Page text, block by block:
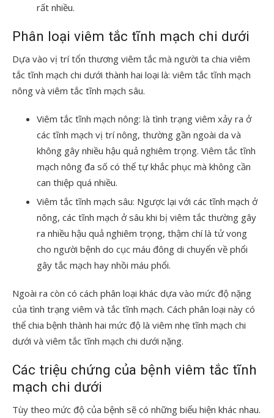
rất nhiều.
Phân loại viêm tắc tĩnh mạch chi dưới
Dựa vào vị trí tổn thương viêm tắc mà người ta chia viêm
tắc tĩnh mạch chi dưới thành hai loại là: viêm tắc tĩnh mạch
nông và viêm tắc tĩnh mạch sâu.
Viêm tắc tĩnh mạch nông: là tình trạng viêm xảy ra ở
các tĩnh mạch vị trí nông, thường gần ngoài da và
không gây nhiều hậu quả nghiêm trọng. Viêm tắc tĩnh
mạch nông đa số có thể tự khắc phục mà không cần
can thiệp quá nhiều.
Viêm tắc tĩnh mạch sâu: Ngược lại với các tĩnh mạch ở
nông, các tĩnh mạch ở sâu khi bị viêm tắc thường gây
ra nhiều hậu quả nghiêm trọng, thậm chí là tử vong
cho người bệnh do cục máu đông di chuyển về phổi
gây tắc mạch hay nhồi máu phổi.
Ngoài ra còn có cách phân loại khác dựa vào mức độ nặng
của tình trạng viêm và tắc tĩnh mạch. Cách phân loại này có
thể chia bệnh thành hai mức độ là viêm nhẹ tĩnh mạch chi
dưới và viêm tắc tĩnh mạch chi dưới nặng.
Các triệu chứng của bệnh viêm tắc tĩnh
mạch chi dưới
Tùy theo mức độ của bệnh sẽ có những biểu hiện khác nhau.